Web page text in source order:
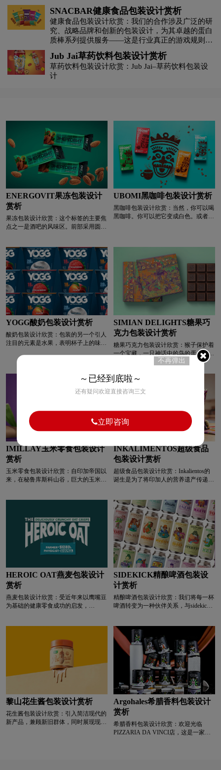
心拍摄的，并以一种特别美观的方式包装呈现。优
雅的子品牌标志传达了松露果仁糖的高品质。金色
的心形标志是范围识别的关键，并用热箔印刷，以
创造这个小而优雅的细节。心形也形成了图形背景
图案的内在视觉元素。引人注目的倒置Sarotti标志
与彩色侧板相结合，增添了现代感。
SNACBAR健康食品包装设计赏析
健康食品包装设计欣赏：我们的合作涉及广泛的研
究、战略品牌和创新的包装设计，为其卓越的蛋白
质棒系列提供服务——这是行业真正的游戏规则改
变者。一个关键发现是零食产品需要透明度和真实
性。当前的包装趋势在很大程度上依赖于图像，通
常会产生不切实际的期望。Snacbar采用了一种新
颖的方法，将排版作为其包装设计的主要元素。这
Jub Jai草药饮料包装设计赏析
草药饮料包装设计欣赏：Jub Jai–草药饮料包装设
计
ENERGOVIT果冻包装设计
赏析
果冻包装设计欣赏：这个标签的主要焦
点之一是酒吧的风味区。前部采用圆形
这个酒吧可以为他的身心活动提供额外
的能量。Ekzon企业的口号——开启健
康——是专门为这个TM——开启能量
而改写的。总的来说，设计的所有元素
都旨在吸引消费者的注意力，突出酒吧
的好处，并让他们相信它在提高能量水
平和活动方面的有用性。
UBOMI黑咖啡包装设计赏析
黑咖啡包装设计欣赏：当然，你可以喝
黑咖啡。你可以把它变成白色。或者纯
品牌诞生于Cocoon的设计。就像Miil乳
制品品牌、Moddia纸卫生、Dacello肉类
熟食店或Yutto干食品一样，我们的目标
是创造视觉上强大、有趣、易于识别的
包装和身份，并在不完全遵循类别线索
的情况下有点叛逆。接下来，是我们简
报中的“实际”任务。我们知道会有各种
各样的SKU和不同的范围。我们知道我
们是为在线货架设计的，而且我们在这
种环境的细节方面已经很有经验了。我
们还知道，新优博米品牌的标志将采用
统一的磷酸盐字体，将Rohlík.cz的所有
私人品牌连接起来。因此，我们的领域
而简单的概念来将其联系在一起，同时
易于识别。
YOGG酸奶包装设计赏析
酸奶包装设计欣赏：包装的另一个引人
注目的元素是水果，表明杯子上的味
成、大胆的颜色、草莓上的光泽、桃子
印象，都为产品的口感带来了冲击和希
望。背景颜色不同于主要的竞争对手
——通常是黑色——使用了一种对眼睛
SIMIAN DELIGHTS糖果巧
克力包装设计赏析
糖果巧克力包装设计欣赏：猴子保护着
一个宝藏，一只神话中的鸟的蛋，它产
下的蛋中含有神圣味道的巧克力。巧克
你在一个愉快的世界里旅行。
IMILLAY玉米零食包装设计
赏析
玉米零食包装设计欣赏：自印加帝国以
来，在秘鲁库斯科山谷，巨大的玉米被
设计，我们受到其外壳和植物形状的启
发，创造了独特的视觉体验。这些颜色
唤起了印加文化千年的魔力，高对比度
的颜色代表了种植和收割玉米所需的能
INKALIMENTOS超级食品
包装设计赏析
超级食品包装设计欣赏：Inkalientos的
诞生是为了将印加人的营养遗产传递给
餐桌上。为了发展其图形身份，我们试
图唤起印加文化，设计了一个以其建筑
的实体形式为灵感的包装，并将印加人
本身添加为一个友好的角色，这会产生
一种自豪感和身份认同感。
HEROIC OAT燕麦包装设计
赏析
燕麦包装设计欣赏：受近年来以鹰嘴豆
为基础的健康零食成功的启发，
励，但让你想要并感到有点满足——因
为它们通常只是几块美味的空脆。我们
对新品牌的战略和创造性开发的任务是
关注燕麦的诚实品质（而不是假装是土
豆脆皮），因为除了对其所能提供的营
养有着坚实的理解外，燕麦周围还有一
都是因为“比”（对你不利的东西）而被
选择的——这种零食提供的不仅仅是
“所谓的好处”——但它确实具有营养价
值。每包相当于三分之一碗粥渣，在一
SIDEKICK精酿啤酒包装设
计赏析
精酿啤酒包装设计欣赏：我们将每一杯
啤酒转变为一种伙伴关系，与sidekick
广泛的相关性。每个人都可以在自己的
生活中找到一个伙伴——一个总是支持
你、有趣的人。每幅肖像都包含第二幅
插图或“嵌套叙事”，让观众更深入地了
解角色的个性。每个标签都有一个有趣
的背景故事或列表，突出了搭档的兴趣
和怪癖。绘画风格是曲线优美而有趣
的，带有恰到好处的“摆动”
黎山花生酱包装设计赏析
花生酱包装设计欣赏：引入简洁现代的
新产品，兼顾新旧群体，同时展现现代
Argohales希腊香料包装设计
赏析
希腊香料包装设计欣赏：欢迎光临
PIZZARIA DA VINCI店，这是一家意
不再弹出
～已经到底啦～
还有疑问欢迎直接咨询三文
立即咨询